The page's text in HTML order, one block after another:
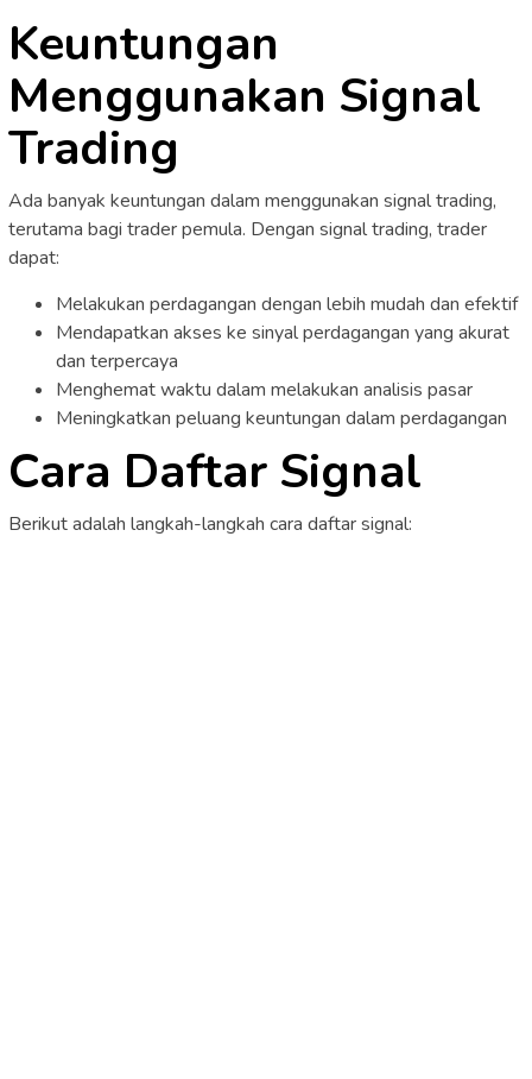
Keuntungan
Menggunakan Signal
Trading
Ada banyak keuntungan dalam menggunakan signal trading,
terutama bagi trader pemula. Dengan signal trading, trader
dapat:
Melakukan perdagangan dengan lebih mudah dan efektif
Mendapatkan akses ke sinyal perdagangan yang akurat
dan terpercaya
Menghemat waktu dalam melakukan analisis pasar
Meningkatkan peluang keuntungan dalam perdagangan
Cara Daftar Signal
Berikut adalah langkah-langkah cara daftar signal: